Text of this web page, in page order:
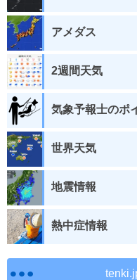
アメダス
2週間天気
気象予報士のポ
世界天気
地震情報
熱中症情報